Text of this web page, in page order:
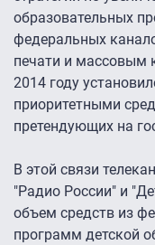
образовательных
федеральных
печати и массовым
2014 году
приоритетными
претендующих на
В этой связи
"Радио России" и
объем средств из
программ детской